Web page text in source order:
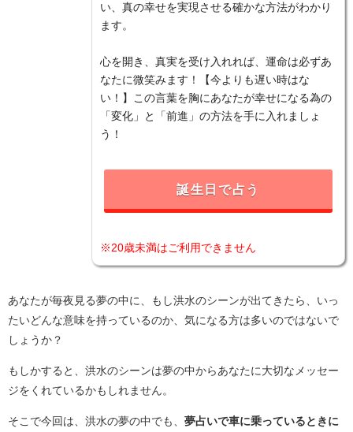
い、真の幸せを実現させる確かな方法がわかり
ます。
心を開き、真実を受け入れれば、運命は必ずあ
なたに微笑みます！【今よりも遅い時はな
い！】この言葉を胸にあなたが幸せになる為の
「変化」と「前進」の方法を手に入れましょ
う！
誕生日で占う
※20歳未満はご利用できません
あなたが毎夜見る夢の中に、もし洪水のシーンが出てきたら、いっ
たいどんな意味を持っているのか、気になる方は多いのではないで
しょうか？
もしかすると、洪水のシーンは夢の中からあなたに大切なメッセー
ジをくれているかもしれません。
そこで今回は、洪水の夢の中でも、 夢占いで車に乗っているときに